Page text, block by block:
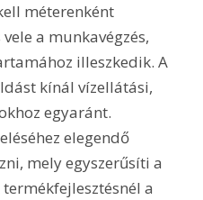
méterenként
a munkavégzés,
illeszkedik. A
kínál vízellátási,
egyaránt.
elegendő
mely egyszerűsíti a
a